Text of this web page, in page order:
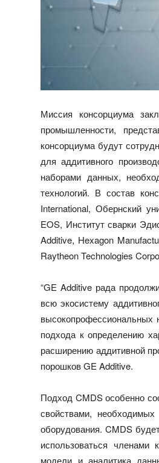
Миссия консорциума
промышленности,
консорциума будут
для аддитивного
наборами данных,
технологий. В состав
International, Обернский
EOS, Институт сварки
Additive, Hexagon
Raytheon Technologies
“GE Additive рада
всю экосистему
высокопрофессиональных
подхода к определению
расширению аддитивной
порошков GE Additive.
Подход CMDS особенно
свойствами,
оборудования. CMDS
использоваться членами
модели и аналитика